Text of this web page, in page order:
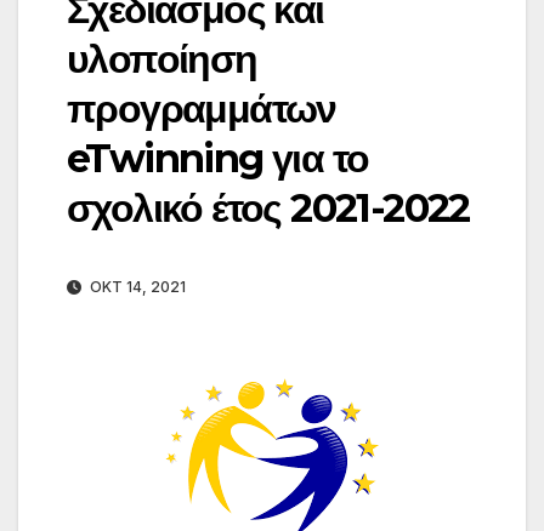
Σχεδιασμός και
υλοποίηση
προγραμμάτων
eTwinning για το
σχολικό έτος 2021-2022
ΟΚΤ 14, 2021